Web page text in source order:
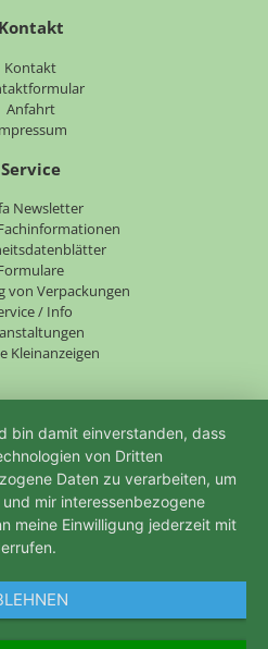
Kontakt
Kontakt
Anfahrt
Service
Newsletter
von Verpackungen
/ Info
Kleinanzeigen
bin damit einverstanden, dass
von Dritten
Daten zu verarbeiten, um
mir interessenbezogene
meine Einwilligung jederzeit mit